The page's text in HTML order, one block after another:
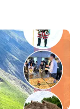
もワクワクに変え
の説明会をご活用
視聴（☆上の動画で
域留学」を知りたい
について解説しま
ページを公開しま
い方へ〜 「現地で
会です。その場所な
現在公開中の個別
)】北海道平取町
情報▼おためし地域
な自然と伝統文
いなデザインが好
ためし地域留学体
枠を超えて学校生活
グラムです。はじ
っかりとサポート
町（ありたちょ
から400年以上続く
土を焼いてつくるも
ています。世界で
まれました。長い歴